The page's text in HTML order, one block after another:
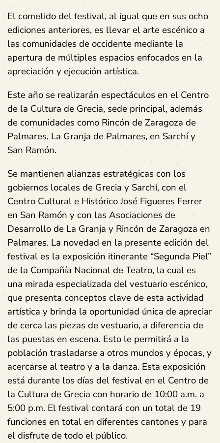
El cometido del festival, al igual que en sus ocho
ediciones anteriores, es llevar el arte escénico a
las comunidades de occidente mediante la
apertura de múltiples espacios enfocados en la
apreciación y ejecución artística.
Este año se realizarán espectáculos en el Centro
de la Cultura de Grecia, sede principal, además
de comunidades como Rincón de Zaragoza de
Palmares, La Granja de Palmares, en Sarchí y
San Ramón.
Se mantienen alianzas estratégicas con los
gobiernos locales de Grecia y Sarchí, con el
Centro Cultural e Histórico José Figueres Ferrer
en San Ramón y con las Asociaciones de
Desarrollo de La Granja y Rincón de Zaragoza en
Palmares. La novedad en la presente edición del
festival es la exposición itinerante “Segunda Piel”
de la Compañía Nacional de Teatro, la cual es
una mirada especializada del vestuario escénico,
que presenta conceptos clave de esta actividad
artística y brinda la oportunidad única de apreciar
de cerca las piezas de vestuario, a diferencia de
las puestas en escena. Esto le permitirá a la
población trasladarse a otros mundos y épocas, y
acercarse al teatro y a la danza. Esta exposición
está durante los días del festival en el Centro de
la Cultura de Grecia con horario de 10:00 a.m. a
5:00 p.m. El festival contará con un total de 19
funciones en total en diferentes cantones y para
el disfrute de todo el público.